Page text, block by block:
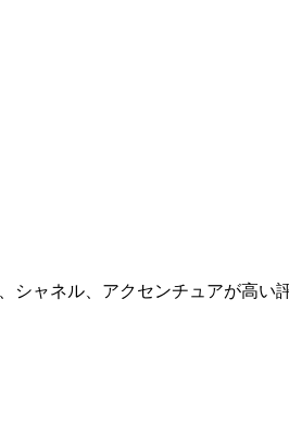
ャネル、アクセンチュアが高い